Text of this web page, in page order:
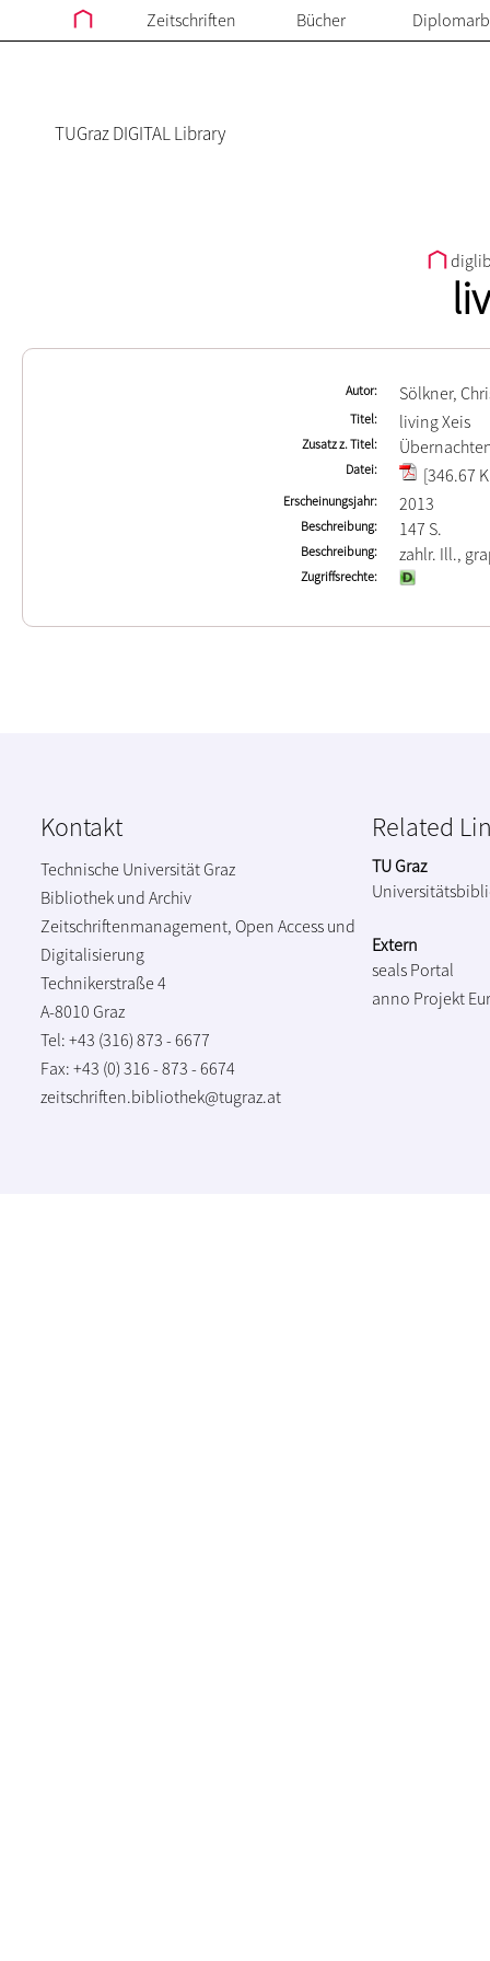
Zeitschriften Bücher
TUGraz DIGITAL Library
Autor Sölkner,
Titel living Xeis
Zusatz z. Titel
Datei [346.67
Erscheinungsjahr 2013
Beschreibung 147 S.
Beschreibung zahlr. Ill.,
Zugriffsrechte
Kontakt
Technische Universität Graz
Bibliothek und Archiv
Zeitschriftenmanagement, Open Access und
Digitalisierung
Technikerstraße 4
A-8010 Graz
Tel: +43 (316) 873 - 6677
Fax: +43 (0) 316 - 873 - 6674
zeitschriften.bibliothek@tugraz.at
Related
TU Graz
Extern
seals Portal
anno Projekt